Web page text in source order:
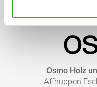
Osmo Holz
Affhüppen